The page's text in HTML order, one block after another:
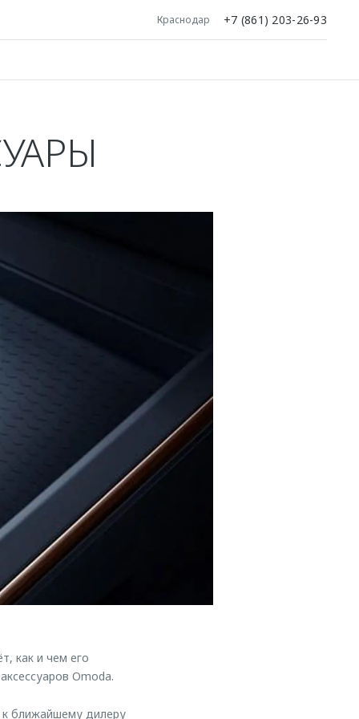
Краснодар +7 (861) 203-26-93
как и чем его
Omoda.
к ближайшему дилеру